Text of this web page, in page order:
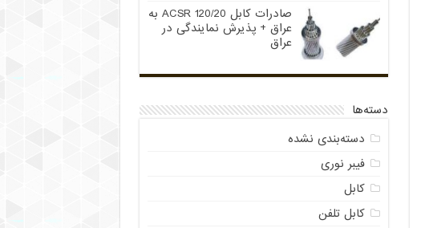
صادرات کابل 120/20 ACSR به
عراق + پذیرش نمایندگی در
عراق
دسته‌ها
دسته‌بندی نشده
فیبر نوری
کابل
کابل تلفن